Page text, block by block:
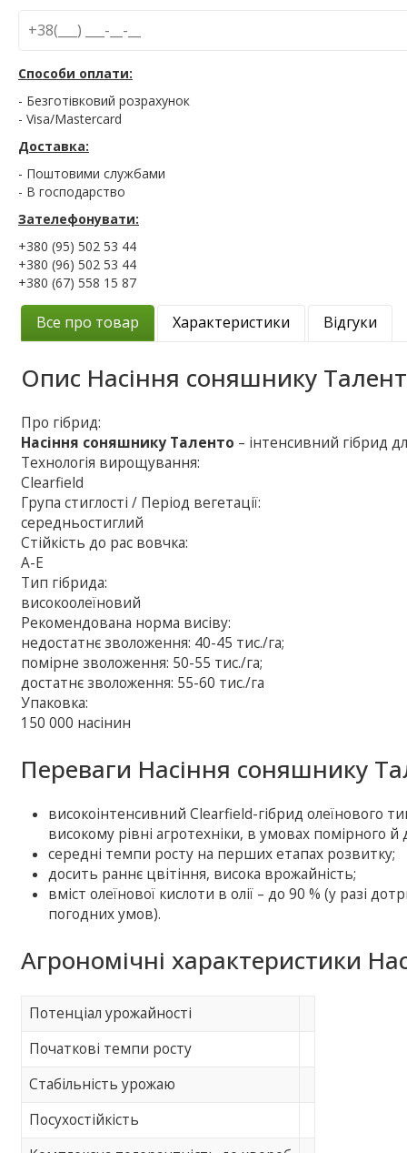
Способи оплати:
- Безготівковий розрахунок
- Visa/Mastercard
Доставка:
- Поштовими службами
- В господарство
Зателефонувати:
+380 (95) 502 53 44
+380 (96) 502 53 44
+380 (67) 558 15 87
Все про товар Характеристики Відгуки
Опис Насіння соняшнику
Про гібрид:
Насіння соняшнику Таленто – інтенсивний гібрид
Технологія вирощування:
Сlearfield
Група стиглості / Період вегетації:
середньостиглий
Стійкість до рас вовчка:
A-E
Тип гібрида:
високоолеїновий
Рекомендована норма висіву:
недостатнє зволоження: 40-45 тис./га;
помірне зволоження: 50-55 тис./га;
достатнє зволоження: 55-60 тис./га
Упаковка:
150 000 насінин
Переваги Насіння соняшнику
високоінтенсивний Clearfield-гібрид олеїнового
високому рівні агротехніки, в умовах помірного
середні темпи росту на перших етапах розвитку;
досить раннє цвітіння, висока врожайність;
вміст олеїнової кислоти в олії – до 90 % (у разі
погодних умов).
Агрономічні характеристики
Потенціал урожайності
Початкові темпи росту
Стабільність урожаю
Посухостійкість